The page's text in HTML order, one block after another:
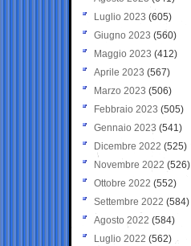
Luglio 2023 (605)
Giugno 2023 (560)
Maggio 2023 (412)
Aprile 2023 (567)
Marzo 2023 (506)
Febbraio 2023 (505)
Gennaio 2023 (541)
Dicembre 2022 (525)
Novembre 2022 (526)
Ottobre 2022 (552)
Settembre 2022 (584)
Agosto 2022 (584)
Luglio 2022 (562)